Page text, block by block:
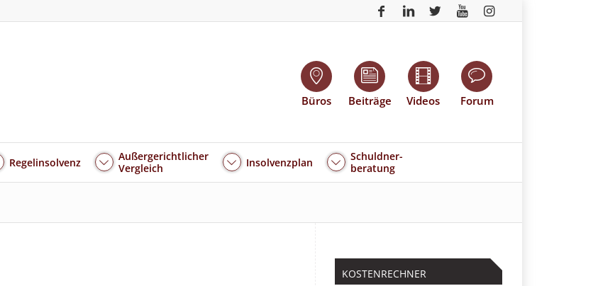
Büros Beiträge Videos Forum
Regelinsolvenz
Außergerichtlicher
Vergleich
Insolvenzplan
Schuldner-
beratung
KOSTENRECHNER